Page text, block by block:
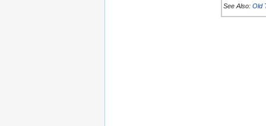
See Also: Old